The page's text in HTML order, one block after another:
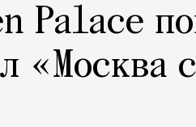
Palace
«Москва